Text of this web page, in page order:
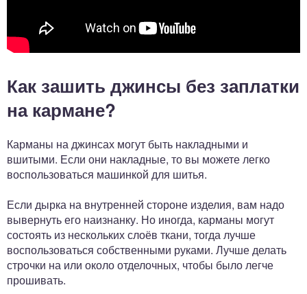
Как зашить джинсы без заплатки
на кармане?
Карманы на джинсах могут быть накладными и
вшитыми. Если они накладные, то вы можете легко
воспользоваться машинкой для шитья.
Если дырка на внутренней стороне изделия, вам надо
вывернуть его наизнанку. Но иногда, карманы могут
состоять из нескольких слоёв ткани, тогда лучше
воспользоваться собственными руками. Лучше делать
строчки на или около отделочных, чтобы было легче
прошивать.